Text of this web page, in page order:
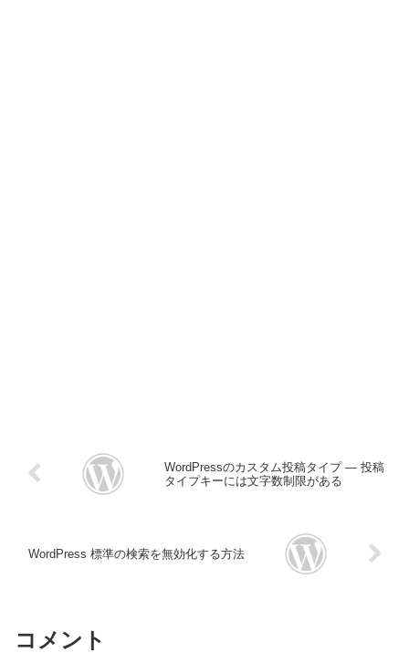
WordPressのカスタム投稿タイプ ― 投稿
タイプキーには文字数制限がある
WordPress 標準の検索を無効化する方法
コメント